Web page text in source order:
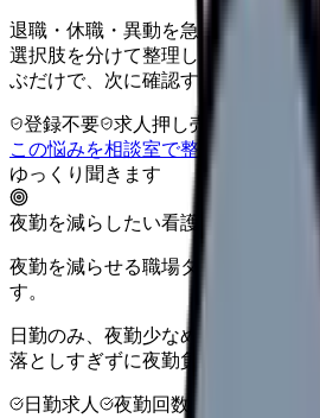
退職・休職・異動を急いで決める前
選択肢を分けて整理します。 「辞
ぶだけで、次に確認することまで進
登録不要 求人押し売りなし
病
この悩みを相談室で整理する
ゆっくり聞きます
夜勤を減らしたい看護師さんへ
夜勤を減らせる職場タイプを、先に
す。
日勤のみ、夜勤少なめ、クリニッ
落としすぎずに夜勤負担を下げる選
日勤求人 夜勤回数を相談
LINE